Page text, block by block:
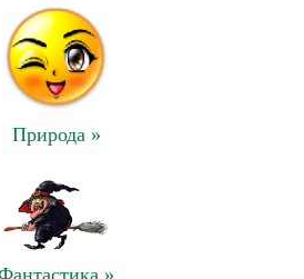
Природа »
»